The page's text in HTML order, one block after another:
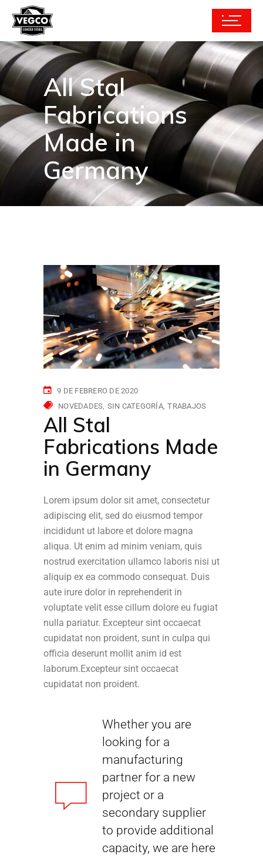
All Stal
Fabrications
Made in
Germany
9 DE FEBRERO DE 2020
NOVEDADES SIN CATEGORÍA TRABAJOS
All Stal
Fabrications Made
in Germany
Lorem ipsum dolor sit amet, consectetur
adipiscing elit, sed do eiusmod tempor
incididunt ut labore et dolore magna
aliqua. Ut enim ad minim veniam, quis
nostrud exercitation ullamco laboris nisi ut
aliquip ex ea commodo consequat. Duis
aute irure dolor in reprehenderit in
voluptate velit esse cillum dolore eu fugiat
nulla pariatur. Excepteur sint occaecat
cupidatat non proident, sunt in culpa qui
officia deserunt mollit anim id est
laborum.Excepteur sint occaecat
cupidatat non proident.
Whether you are
looking for a
manufacturing
partner for a new
project or a
secondary supplier
to provide additional
capacity, we are here